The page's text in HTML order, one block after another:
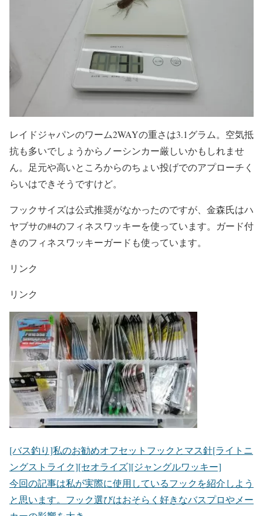
レイドジャパンのワーム2WAYの重さは3.1グラム。空気抵
抗も多いでしょうからノーシンカー厳しいかもしれませ
ん。足元や高いところからのちょい投げでのアプローチく
らいはできそうですけど。
フックサイズは公式推奨がなかったのですが、金森氏はハ
ヤブサの#4のフィネスワッキーを使っています。ガード付
きのフィネスワッキーガードも使っています。
リンク
リンク
[バス釣り]私のお勧めオフセットフックとマス針[ライトニ
ングストライク][セオライズ][ジャングルワッキー]
今回の記事は私が実際に使用しているフックを紹介しよう
と思います。フック選びはおそらく好きなバスプロやメー